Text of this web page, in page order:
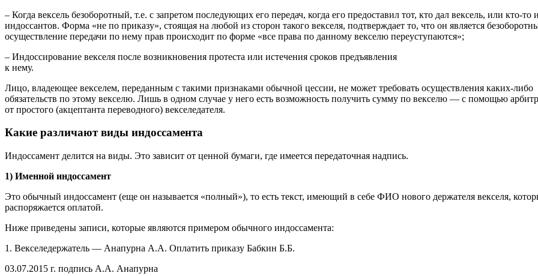
– Когда вексель безоборотный, т.е. с запретом последующих его передач, когда его предоставил тот, кто дал вексель, или кто-то
индоссантов. Форма «не по приказу», стоящая на любой из сторон такого векселя, подтверждает то, что он является
осуществление передачи по нему прав происходит по форме «все права по данному векселю переуступаются»;
– Индоссирование векселя после возникновения протеста или истечения сроков предъявления
к нему.
Лицо, владеющее векселем, переданным с такими признаками обычной цессии, не может требовать осуществления каких-либо
обязательств по этому векселю. Лишь в одном случае у него есть возможность получить сумму по векселю — с помощью
от простого (акцептанта переводного) векселедателя.
Какие различают виды индоссамента
Индоссамент делится на виды. Это зависит от ценной бумаги, где имеется передаточная надпись.
1) Именной индоссамент
Это обычный индоссамент (еще он называется «полный»), то есть текст, имеющий в себе ФИО нового держателя векселя,
распоряжается оплатой.
Ниже приведены записи, которые являются примером обычного индоссамента:
1. Векселедержатель — Анапурна А.А. Оплатить приказу Бабкин Б.Б.
03.07.2015 г. подпись А.А. Анапурна